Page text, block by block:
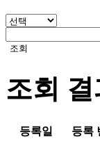
조회
조회
등록일 등록